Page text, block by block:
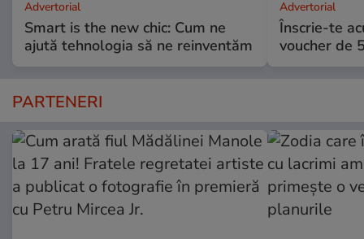
Advertorial
Smart is the new chic: Cum ne
ajută tehnologia să ne reinventăm
Advertorial
Înscrie-te
voucher de
PARTENERI